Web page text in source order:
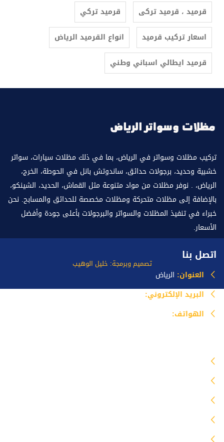
قرميد ، قرميد تركى
قرميد تركي
اسعار تركيب قرميد
انواع القرميد الرياض
قرميد ايطالي اسباني وطني
تركيب مظلات وسواتر في الرياض، بما في ذلك مظلات سيارات، سواتر
خشبية وحديد، برجولات حدائق، ساندوتش بانل في الحوطة، الخرج،
الرياض، . نوفر مظلات من مواد متنوعة مثل القماش، الحديد، الشينكو،
بالإضافة إلى مظلات متحركة ومظلات مخصصة للحدائق والمسابح. نحن
خبراء في تنفيذ المظلات والسواتر والبرجولات بأعلى جودة وأفضل
الأسعار.
اتصل بنا
العنوان: الرياض
البريد الإلكتروني:
الهواتف:
تصميم وبرمجة: خليل الوهيب